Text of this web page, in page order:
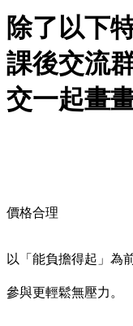
除了以下
課後交流
交一起畫
價格合理
以「能負擔得起」為
參與更輕鬆無壓力。